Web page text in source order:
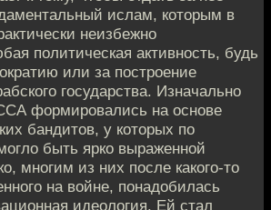
ислам, которым в
неизбежно
политическая активность, будь
или за построение
государства. Изначально
формировались на основе
бандитов, у которых по
быть ярко выраженной
многим из них после какого-то
на войне, понадобилась
идеология. Ей стал